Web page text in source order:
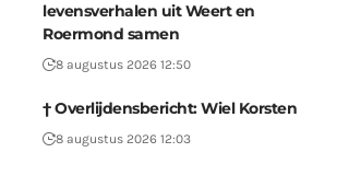
levensverhalen uit Weert en
Roermond samen
8 augustus 2026 12:50
† Overlijdensbericht: Wiel Korsten
8 augustus 2026 12:03